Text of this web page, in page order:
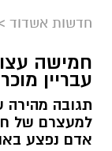
חדשות אשדוד
חמישה
עבריין
תגובה
למעצרם של
אדם נפצע